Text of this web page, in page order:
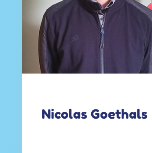
Nicolas Goethals